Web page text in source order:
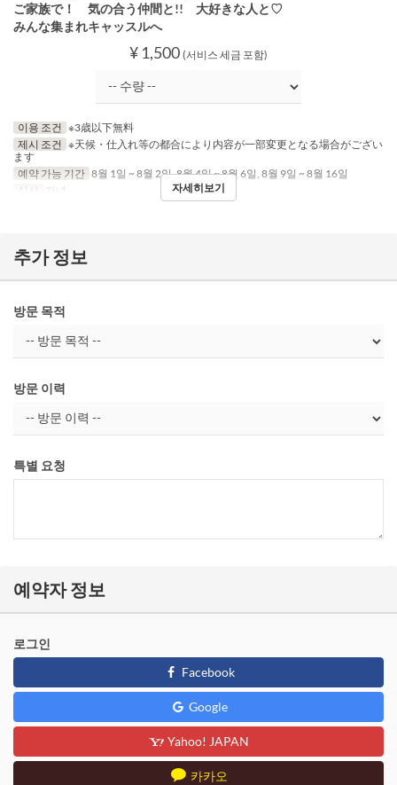
ご家族で！ 気の合う仲間と!! 大好きな人と♡
みんな集まれキャッスルへ
¥ 1,500 (서비스 세금 포함)
이용 조건 ※3歳以下無料
제시 조건 ※天候・仕入れ等の都合により内容が一部変更となる場合がござい
ます
예약 가능 기간 8월 1일 ~ 8월 2일, 8월 4일 ~ 8월 6일, 8월 9일 ~ 8월 16일
식사
저녁 자세히보기
추가 정보
방문 목적
방문 이력
특별 요청
예약자 정보
로그인
Facebook
Google
Yahoo! JAPAN
카카오